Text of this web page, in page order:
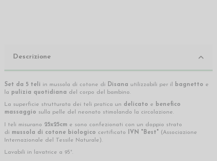
Descrizione
Set da 5 teli in mussola di cotone di Disana utilizzabili per il bagnetto e
la pulizia quotidiana del corpo del bambino.
La superficie strutturata dei teli pratica un delicato e
benefico
massaggio sulla pelle del neonato stimolando la circolazione.
I teli misurano 25x25cm e sono confezionati con un doppio strato
di mussola di cotone biologico certificato IVN "Best" (Associazione
Internazionale del Tessile Naturale).
Lavabili in lavatrice a 95°.